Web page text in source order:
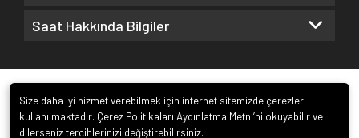
Saat Hakkında Bilgiler
Size daha iyi hizmet verebilmek için internet sitemizde çerezler
kullanılmaktadır. Çerez Politikaları Aydınlatma Metni’ni okuyabilir ve
dilerseniz tercihlerinizi değiştirebilirsiniz.